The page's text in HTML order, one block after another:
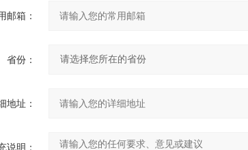
邮箱：
省份：
地址：
说明：